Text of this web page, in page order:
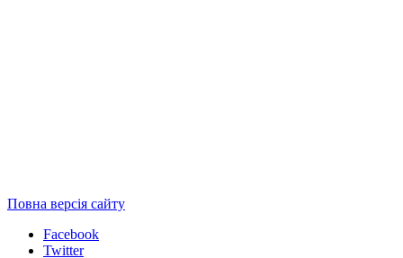
Повна версія сайту
Facebook
Twitter